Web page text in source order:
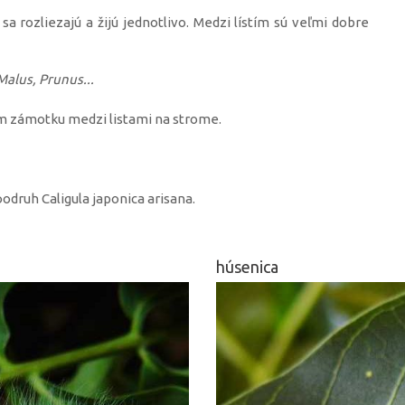
rozliezajú a žijú jednotlivo. Medzi lístím sú veľmi dobre
Prunus...
zámotku medzi listami na strome.
Caligula japonica arisana.
húsenica